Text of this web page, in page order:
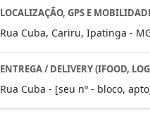
LOCALIZAÇÃO, GPS E
Rua Cuba, Cariru, Ipatinga -
ENTREGA / DELIVERY (IFOOD,
Rua Cuba - [seu nº - bloco,